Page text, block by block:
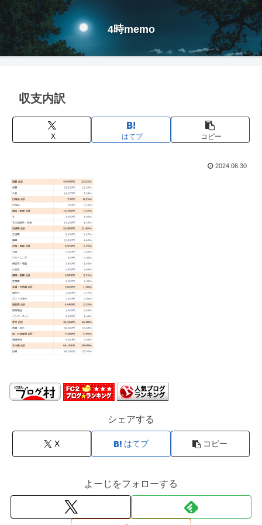
4時memo
収支内訳
X はてブ コピー
2024.06.30
シェアする
X はてブ コピー
よーじをフォローする